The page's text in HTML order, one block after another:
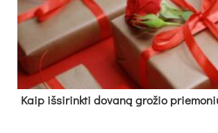
Kaip išsirinkti dovaną grožio